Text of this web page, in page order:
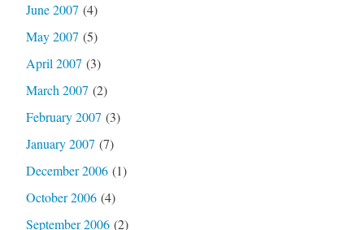
June 2007 (4)
May 2007 (5)
April 2007 (3)
March 2007 (2)
February 2007 (3)
January 2007 (7)
December 2006(1)
October 2006(4)
September 2006(2)